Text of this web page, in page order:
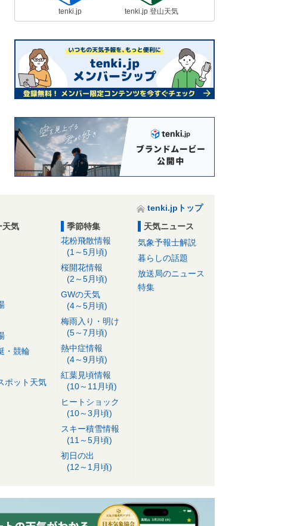
tenki.jp tenki.jp 登山天気
tenki.jpトップ
天気
・競輪
ポット天気
季節特集
花粉飛散情報
(1～5月頃)
桜開花情報
(2～5月頃)
GWの天気
(4～5月頃)
梅雨入り・明け
(5～7月頃)
熱中症情報
(4～9月頃)
紅葉見頃情報
(10～11月頃)
ヒートショック
(10～3月頃)
スキー積雪情報
(11～5月頃)
初日の出
(12～1月頃)
天気ニュース
気象予報士解説
暮らしの話題
放送局のニュース
特集